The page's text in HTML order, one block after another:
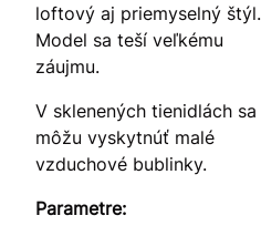
loftový aj priemyselný štýl.
Model sa teší veľkému
záujmu.
V sklenených tienidlách sa
môžu vyskytnúť malé
vzduchové bublinky.
Parametre: